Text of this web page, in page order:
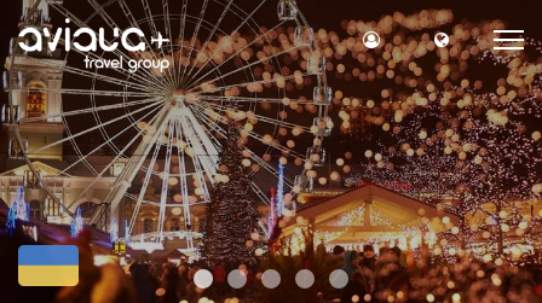
Вхід на сайт
Мова
2